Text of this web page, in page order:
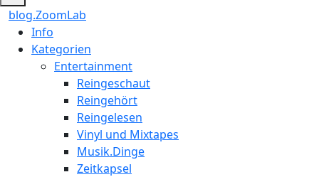
blog.ZoomLab
ZoomLab
//
Info
Kategorien
Entertainment
Reingeschaut
Reingehört
Reingelesen
Vinyl und Mixtapes
Musik.Dinge
Zeitkapsel